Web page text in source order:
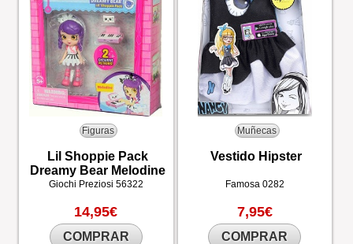
Figuras
Lil Shoppie Pack
Dreamy Bear Melodine
Giochi Preziosi 56322
14,95€
COMPRAR
Muñecas
Vestido Hipster
Famosa 0282
7,95€
COMPRAR